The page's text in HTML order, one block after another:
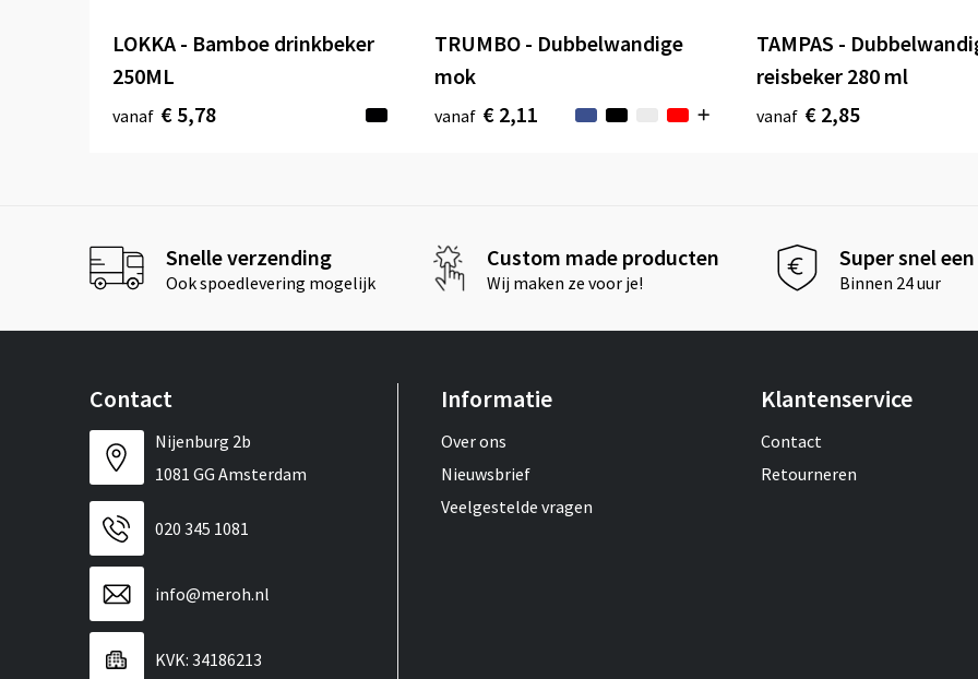
LOKKA - Bamboe drinkbeker
250ML
vanaf € 5,78
TRUMBO - Dubbelwandige
mok
vanaf € 2,11
TAMPAS -
reisbeker 280 ml
vanaf € 2,85
Snelle verzending
Ook spoedlevering mogelijk
Custom made producten
Wij maken ze voor je!
Super snel
Binnen 24 uur
Contact
Nijenburg 2b
1081 GG Amsterdam
020 345 1081
info@meroh.nl
KVK: 34186213
Informatie
Over ons
Nieuwsbrief
Veelgestelde vragen
Klantenservice
Contact
Retourneren